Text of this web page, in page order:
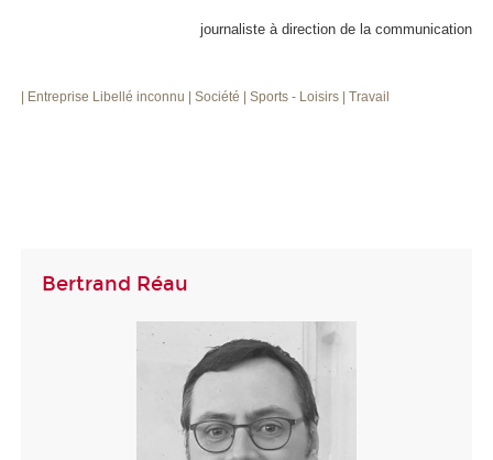
journaliste à direction de la communication
| Entreprise Libellé inconnu | Société | Sports - Loisirs | Travail
Bertrand Réau